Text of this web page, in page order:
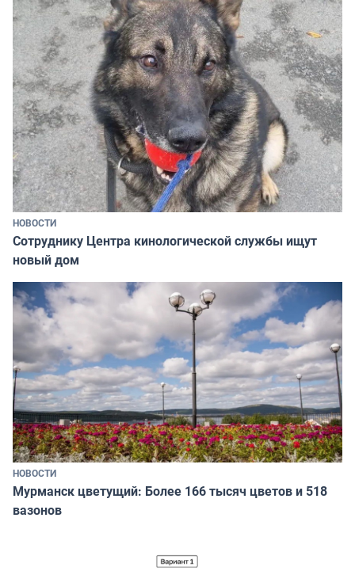
НОВОСТИ
Сотруднику Центра кинологической службы ищут
новый дом
НОВОСТИ
Мурманск цветущий: Более 166 тысяч цветов и 518
вазонов